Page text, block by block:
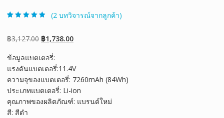
คะแนนเต็มบน
การให้คะแนน
(2 บทวิจารณ์จากลูกค้า)
฿3,127.00 Original
was:
฿3,127.00.
฿1,738.00Current
฿1,738.00.
ข้อมูลแบตเตอรี่:
แรงดันแบตเตอรี่:11.4V
ความจุของแบตเตอรี่: 7260mAh (84Wh)
ประเภทแบตเตอรี่: Li-ion
คุณภาพของผลิตภัณฑ์: แบรนด์ใหม่
สี: สีดำ